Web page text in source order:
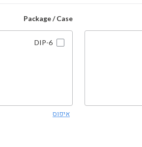
Package / Case
DIP-6
איפוס